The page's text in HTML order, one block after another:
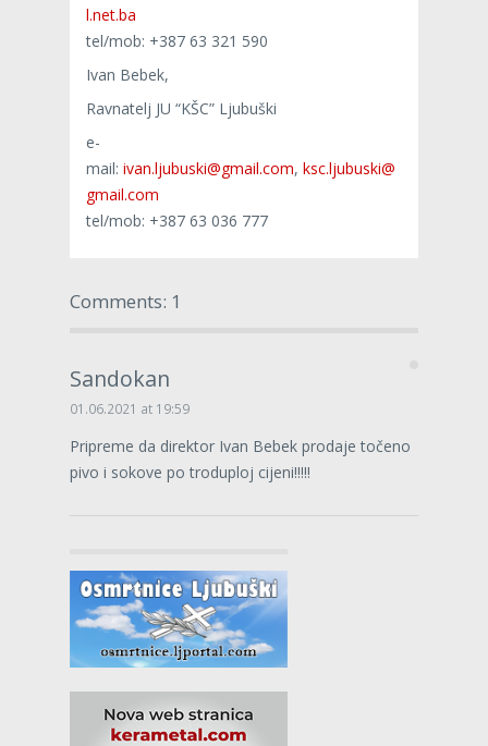
l.net.ba
tel/mob: +387 63 321 590
Ivan Bebek,
Ravnatelj JU “KŠC” Ljubuški
e-
mail: ivan.ljubuski@gmail.com, ksc.ljubuski@
gmail.com
tel/mob: +387 63 036 777
Comments: 1
Sandokan
01.06.2021 at 19:59
Pripreme da direktor Ivan Bebek prodaje točeno
pivo i sokove po troduploj cijeni!!!!!